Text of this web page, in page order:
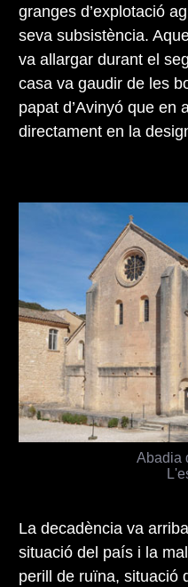
granges d’explotació
seva subsistència.
va allargar durant el
casa va gaudir de les
papat d’Avinyó que en
directament en la
La decadència va
situació del país i la
perill de ruïna, situació
Abadia